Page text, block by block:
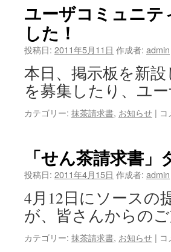
時
は
書
税
対
応
に
い
ユーザコミュニ
した！
投稿日: 2011年5月11日 作成者: admin
本日、掲示板を新
を募集したり、ユ
カテゴリー: 抹茶請求書, お知らせ | ユ
ミ
ュ
テ
ィ
の
場
と
「せん茶請求書
投稿日: 2011年4月15日 作成者: admin
4月12日にソースの
が、皆さんからの
カテゴリー: 抹茶請求書, お知らせ | 「